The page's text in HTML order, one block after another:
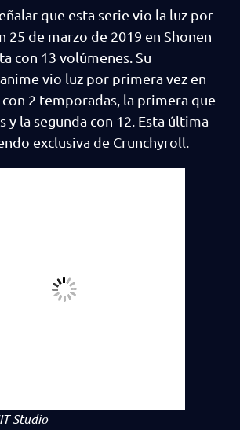
que esta serie vio la luz por
25 de marzo de 2019 en Shonen
con 13 volúmenes. Su
vio luz por primera vez en
con 2 temporadas, la primera que
y la segunda con 12. Esta última
exclusiva de Crunchyroll.
Studio